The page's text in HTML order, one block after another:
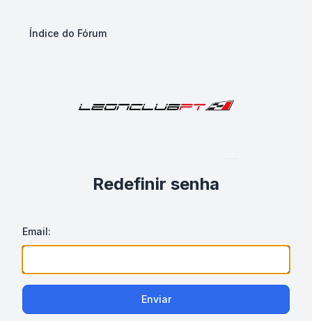
Índice do Fórum
Redefinir senha
Email:
Enviar